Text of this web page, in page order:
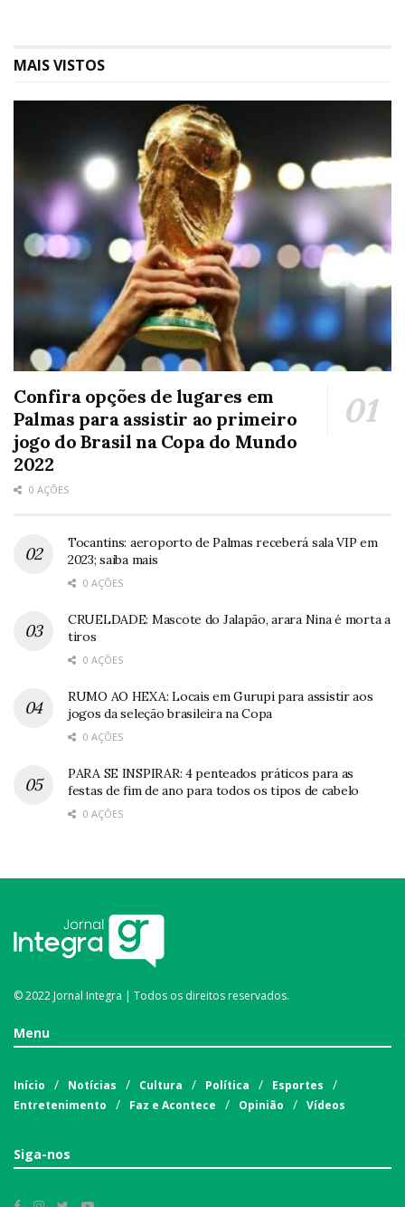
MAIS VISTOS
Confira opções de lugares em
Palmas para assistir ao primeiro
jogo do Brasil na Copa do Mundo
2022
0 AÇÕES
Tocantins: aeroporto de Palmas receberá sala VIP em
2023; saiba mais
0 AÇÕES
CRUELDADE: Mascote do Jalapão, arara Nina é morta a
tiros
0 AÇÕES
RUMO AO HEXA: Locais em Gurupi para assistir aos
jogos da seleção brasileira na Copa
0 AÇÕES
PARA SE INSPIRAR: 4 penteados práticos para as
festas de fim de ano para todos os tipos de cabelo
0 AÇÕES
© 2022 Jornal Integra | Todos os direitos reservados.
Menu
Início Notícias Cultura Política
Esportes
Entretenimento
Faz e Acontece Opinião Vídeos
Siga-nos